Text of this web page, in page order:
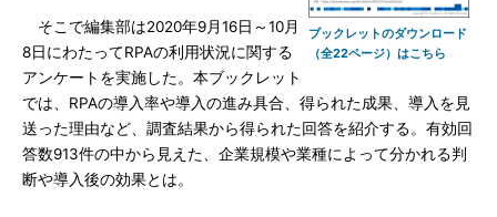
ブックレットのダウンロード
（全22ページ）はこちら
そこで編集部は2020年9月16日～10月
8日にわたってRPAの利用状況に関する
アンケートを実施した。本ブックレット
では、RPAの導入率や導入の進み具合、得られた成果、導入を見
送った理由など、調査結果から得られた回答を紹介する。有効回
答数913件の中から見えた、企業規模や業種によって分かれる判
断や導入後の効果とは。